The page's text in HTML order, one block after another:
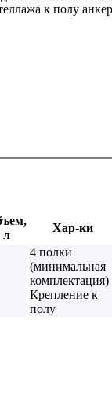
к полу
л
Хар-ки
4 полки
(минимальная
комплектация)
Крепление к
полу